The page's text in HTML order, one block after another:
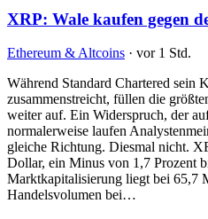
XRP: Wale kaufen gegen
Ethereum & Altcoins · vor 1 Std.
Während Standard Chartered sein
zusammenstreicht, füllen die
weiter auf. Ein Widerspruch, der
normalerweise laufen
gleiche Richtung. Diesmal nicht.
Dollar, ein Minus von 1,7 Prozent
Marktkapitalisierung liegt bei 65,7
Handelsvolumen bei…